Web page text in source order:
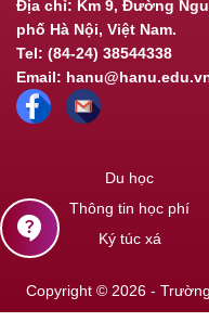
Địa chỉ: Km 9, Đường
phố Hà Nội, Việt Nam.
Tel: (84-24) 38544338
Email:
Du học
Thông tin học phí
Ký túc xá
Copyright © 2026 -
contact_support